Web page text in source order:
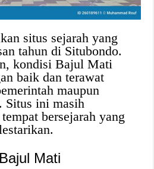
situs sejarah yang
tahun di Situbondo.
kondisi Bajul Mati
baik dan terawat
maupun
Situs ini masih
bersejarah yang
Mati